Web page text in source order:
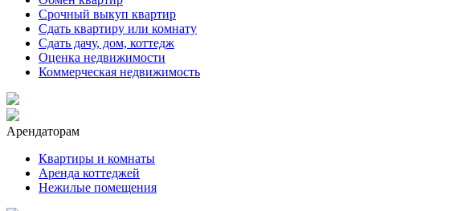
Срочный выкуп квартир
Сдать квартиру или комнату
Сдать дачу, дом, коттедж
Оценка недвижимости
Коммерческая недвижимость
Арендаторам
Квартиры и комнаты
Аренда коттеджей
Нежилые помещения